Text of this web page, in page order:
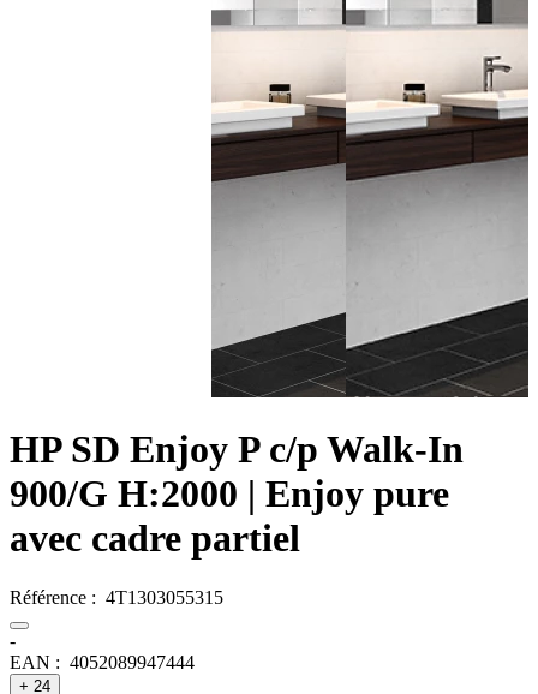
HP SD Enjoy P c/p Walk-In
900/G H:2000 | Enjoy pure
avec cadre partiel
Référence : 4T1303055315
-
EAN : 4052089947444
+ 24